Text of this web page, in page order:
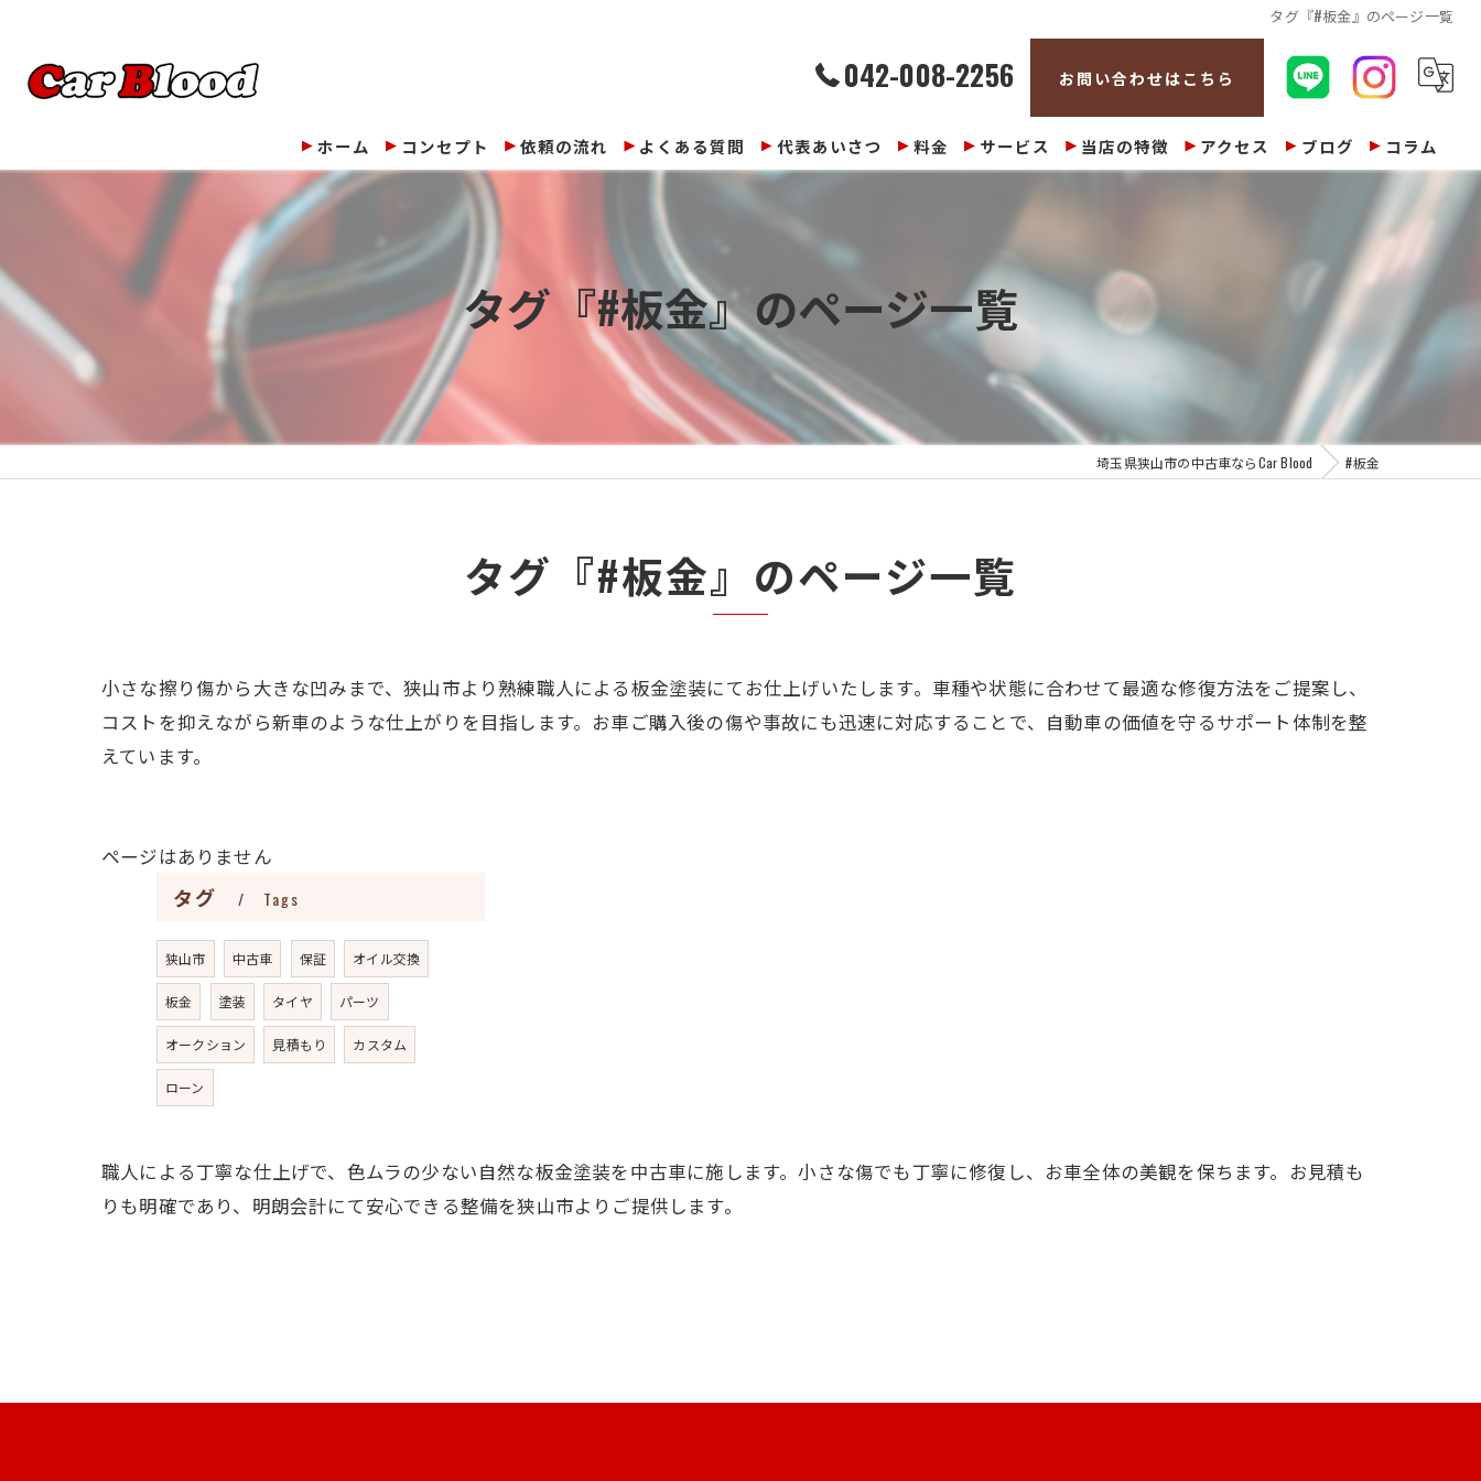
タグ『#板金』のページ一覧
042-008-2256 お問い合わせはこちら
ホーム コンセプト 依頼の流れ よくある質問 代表あいさつ 料金 サービス 当店の特徴
整備
修理
買取
アクセス ブログ コラム
タグ『#板金』のページ一覧
埼玉県狭山市の中古車ならCar Blood #板金
タグ『#板金』のページ一覧
小さな擦り傷から大きな凹みまで、狭山市より熟練職人による板金塗装にてお仕上げいたします。車種や状態に合わせて最適な修復方法をご提案し、
コストを抑えながら新車のような仕上がりを目指します。お車ご購入後の傷や事故にも迅速に対応することで、自動車の価値を守るサポート体制を整
えています。
ページはありません
タグ Tags
狭山市 中古車 保証 オイル交換
板金 塗装 タイヤ パーツ
オークション 見積もり カスタム
ローン
職人による丁寧な仕上げで、色ムラの少ない自然な板金塗装を中古車に施します。小さな傷でも丁寧に修復し、お車全体の美観を保ちます。お見積も
りも明確であり、明朗会計にて安心できる整備を狭山市よりご提供します。
お問い合わせはこちら